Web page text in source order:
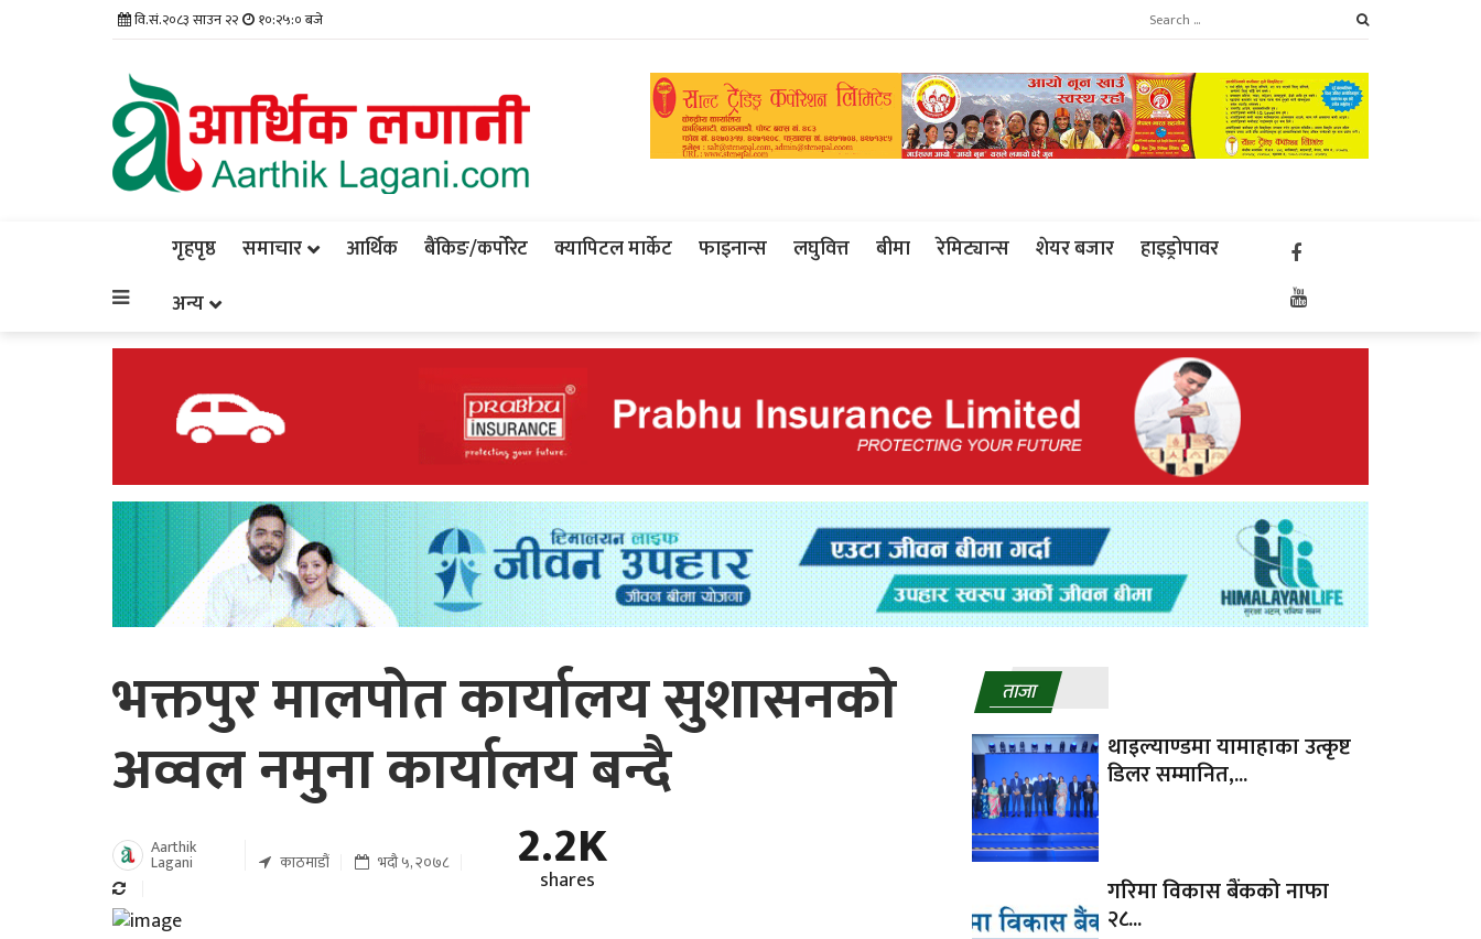
वि.सं.२०८३ साउन २२ १०:२५:०१ बजे
गृहपृष्ठ समाचार आर्थिक बैंकिङ/कर्पोरेट क्यापिटल मार्केट फाइनान्स लघुवित्त बीमा रेमिट्यान्स शेयर बजार
हाइड्रोपावर
अन्य
भक्तपुर मालपोत कार्यालय सुशासनको
अव्वल नमुना कार्यालय बन्दै
Aarthik
Lagani काठमाडौं भदौ ५, २०७८ 2.2K
shares
ताजा
थाइल्याण्डमा यामाहाका उत्कृष्ट
डिलर सम्मानित,...
गरिमा विकास बैंकको नाफा
२८...